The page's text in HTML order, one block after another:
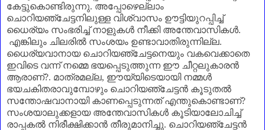
കേട്ടുകൊണ്ടിരുന്നു. അപ്പോഴെല്ലാം
ചൊറിയഞ്ചേട്ടനിലുള്ള വിശ്വാസം ഊട്ടിയുറപ്പിച്ച്
ധൈര്യം സംഭരിച്ച് നാളുകൾ നീക്കി അന്തേവാസികൾ.
എങ്കിലും ചിലരിൽ സംശയം ഉണ്ടാവാതിരുന്നില്ല.
ധൈര്യവാനായ ചൊറിയഞ്ചേട്ടനെയും വകവെക്കാതെ
ഇവിടെ വന്ന് നമ്മെ ഭയപ്പെടുത്തുന്ന ഈ ചീറ്റലുകാരൻ
ആരാണ്‌?. മാത്രമല്ല, ഈയ്യിടെയായി നമ്മൾ
ഭയചകിതരാവുമ്പോഴും ചൊറിയഞ്ചേട്ടൻ കൂടുതൽ
സന്തോഷവാനായി കാണപ്പെടുന്നത് എന്തുകൊണ്ടാണ്‌?
സംശയാലുക്കളായ അന്തേവാസികൾ കൂടിയാലോചിച്ച്
രാപ്പകൽ നിരീക്ഷിക്കാൻ തീരുമാനിച്ചു. ചൊറിയഞ്ചേട്ടൻ